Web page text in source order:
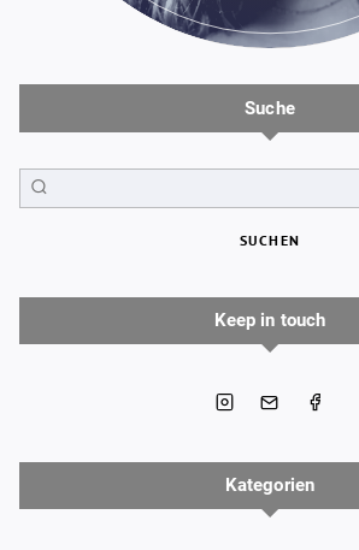
Suche
SUCHEN
Keep in touch
Kategorien